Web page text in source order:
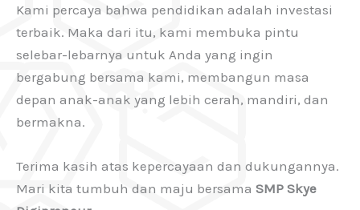
Kami percaya bahwa pendidikan adalah investasi
terbaik. Maka dari itu, kami membuka pintu
selebar-lebarnya untuk Anda yang ingin
bergabung bersama kami, membangun masa
depan anak-anak yang lebih cerah, mandiri, dan
bermakna.
Terima kasih atas kepercayaan dan dukungannya.
Mari kita tumbuh dan maju bersama SMP Skye